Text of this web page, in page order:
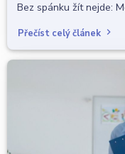
Bez spánku žít nejde:
Přečíst celý článek